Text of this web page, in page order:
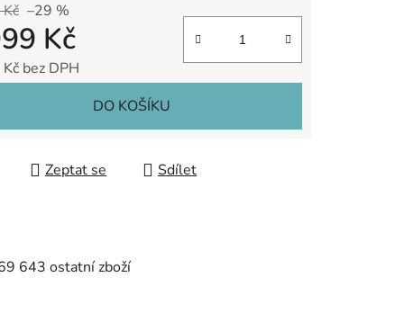
–29 %
Kč
bez DPH
DO KOŠÍKU
Zeptat se Sdílet
643 ostatní zboží